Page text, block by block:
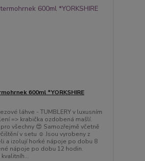
600ml *YORKSHIRE
láhve - TUMBLERY v luxusním
=> krabička ozdobená mašlí.
všechny 😍 Samozřejmě včetně
v setu ☺️ Jsou vyrobeny z
a izolují horké nápoje po dobu 8
nápoje po dobu 12 hodin.